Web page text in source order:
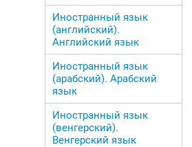
Иностранный язык
(английский).
Английский язык
Иностранный язык
(арабский). Арабский
язык
Иностранный язык
(венгерский).
Венгерский язык